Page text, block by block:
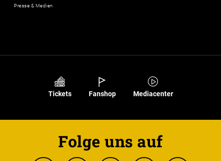
Presse & Medien
Tickets Fanshop Mediacenter
Folge uns auf